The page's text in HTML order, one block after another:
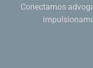
Conectamos